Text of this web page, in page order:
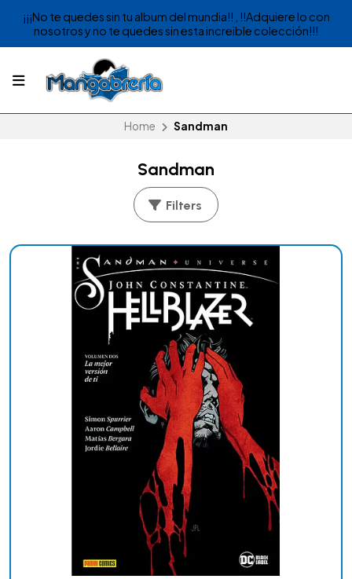
¡¡¡No te quedes sin tu album del mundia!! , !!Adquiere lo con
nosotros y no te quedes sin esta increible colección!!!
Home Sandman
Sandman
Filters